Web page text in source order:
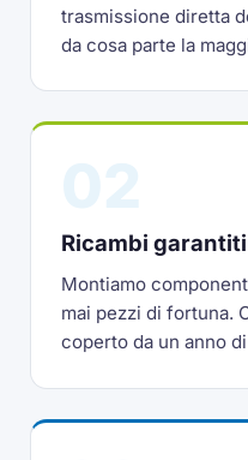
trasmissione diretta
da cosa parte la
Ricambi garantiti
Montiamo
mai pezzi di fortuna.
coperto da un anno